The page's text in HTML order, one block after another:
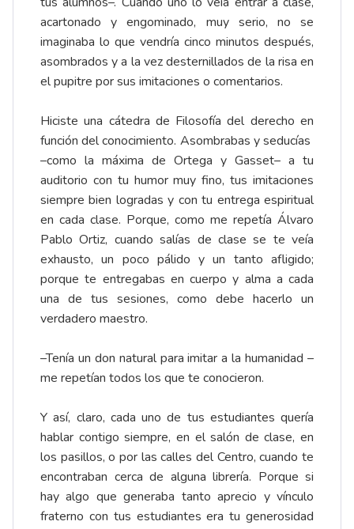
acartonado y engominado, muy serio, no se
imaginaba lo que vendría cinco minutos después,
asombrados y a la vez desternillados de la risa en
el pupitre por sus imitaciones o comentarios.
Hiciste una cátedra de Filosofía del derecho en
función del conocimiento. Asombrabas y seducías
–como la máxima de Ortega y Gasset– a tu
auditorio con tu humor muy fino, tus imitaciones
siempre bien logradas y con tu entrega espiritual
en cada clase. Porque, como me repetía Álvaro
Pablo Ortiz, cuando salías de clase se te veía
exhausto, un poco pálido y un tanto afligido;
porque te entregabas en cuerpo y alma a cada
una de tus sesiones, como debe hacerlo un
verdadero maestro.
–Tenía un don natural para imitar a la humanidad –
me repetían todos los que te conocieron.
Y así, claro, cada uno de tus estudiantes quería
hablar contigo siempre, en el salón de clase, en
los pasillos, o por las calles del Centro, cuando te
encontraban cerca de alguna librería. Porque si
hay algo que generaba tanto aprecio y vínculo
fraterno con tus estudiantes era tu generosidad